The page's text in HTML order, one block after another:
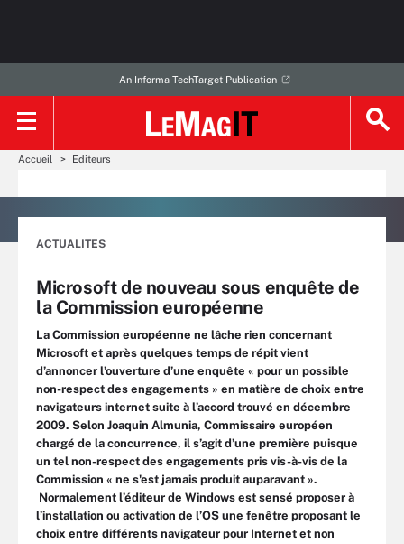
An Informa TechTarget Publication
Accueil Editeurs
ACTUALITES
Microsoft de nouveau sous enquête de
la Commission européenne
La Commission européenne ne lâche rien concernant
Microsoft et après quelques temps de répit vient
d’annoncer l’ouverture d’une enquête « pour un possible
non-respect des engagements » en matière de choix entre
navigateurs internet suite à l’accord trouvé en décembre
2009. Selon Joaquin Almunia, Commissaire européen
chargé de la concurrence, il s’agit d’une première puisque
un tel non-respect des engagements pris vis-à-vis de la
Commission « ne s'est jamais produit auparavant ».
Normalement l’éditeur de Windows est sensé proposer à
l’installation ou activation de l’OS une fenêtre proposant le
choix entre différents navigateur pour Internet et non